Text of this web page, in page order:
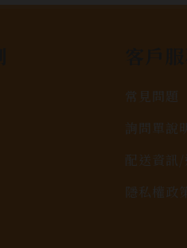
常見問題
詢問單說
配送資訊
隱私權政